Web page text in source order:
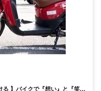
る 】バイクで『想い』と『笑